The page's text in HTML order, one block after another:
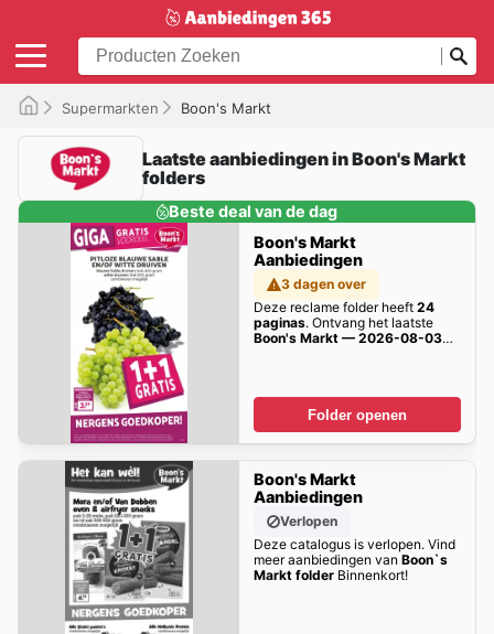
Supermarkten Boon's Markt
Laatste aanbiedingen in Boon's Markt
folders
Beste deal van de dag
Boon's Markt
Aanbiedingen
3 dagen over
Deze reclame folder heeft 24
paginas. Ontvang het laatste
Boon's Markt — 2026-08-03
Folder openen
Boon's Markt
Aanbiedingen
Verlopen
Deze catalogus is verlopen. Vind
meer aanbiedingen van Boon`s
Markt folderBinnenkort!